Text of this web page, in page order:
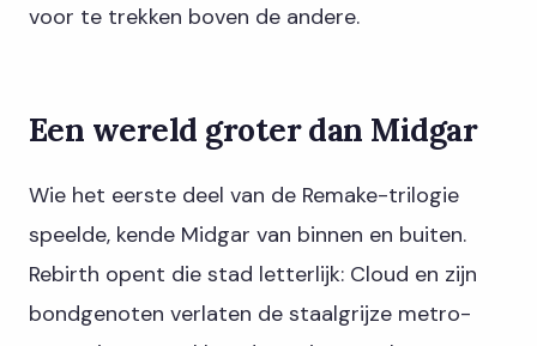
voor te trekken boven de andere.
Een wereld groter dan Midgar
Wie het eerste deel van de Remake-trilogie
speelde, kende Midgar van binnen en buiten.
Rebirth opent die stad letterlijk: Cloud en zijn
bondgenoten verlaten de staalgrijze metro-